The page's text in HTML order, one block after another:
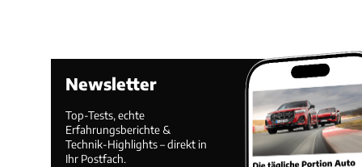
Newsletter
Top-Tests, echte
Erfahrungsberichte &
Technik-Highlights – direkt in
Ihr Postfach.